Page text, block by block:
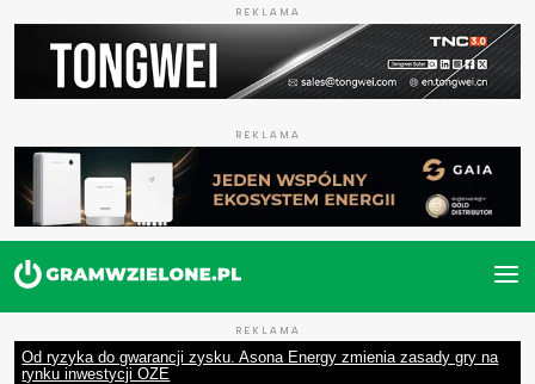
REKLAMA
REKLAMA
REKLAMA
Od ryzyka do gwarancji zysku. Asona Energy zmienia zasady gry na
rynku inwestycji OZE